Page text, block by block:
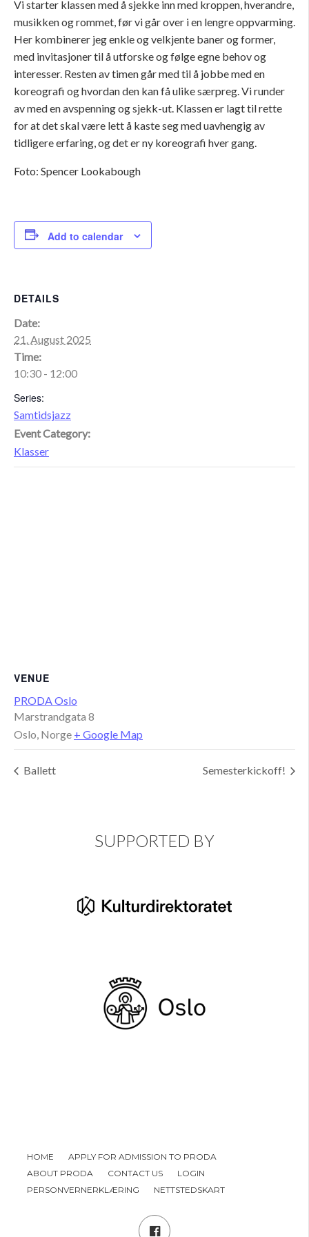
Vi starter klassen med å sjekke inn med kroppen, hverandre,
musikken og rommet, før vi går over i en lengre oppvarming.
Her kombinerer jeg enkle og velkjente baner og former,
med invitasjoner til å utforske og følge egne behov og
interesser. Resten av timen går med til å jobbe med en
koreografi og hvordan den kan få ulike særpreg. Vi runder
av med en avspenning og sjekk-ut. Klassen er lagt til rette
for at det skal være lett å kaste seg med uavhengig av
tidligere erfaring, og det er ny koreografi hver gang.
Foto: Spencer Lookabough
Add to calendar
DETAILS
Date:
21. August 2025
Time:
10:30 - 12:00
Series:
Samtidsjazz
Event Category:
Klasser
VENUE
PRODA Oslo
Marstrandgata 8
Oslo, Norge + Google Map
Ballett Semesterkickoff!
SUPPORTED BY
HOME
APPLY FOR ADMISSION TO PRODA
ABOUT PRODA
CONTACT US
LOGIN
PERSONVERNERKLÆRING
NETTSTEDSKART